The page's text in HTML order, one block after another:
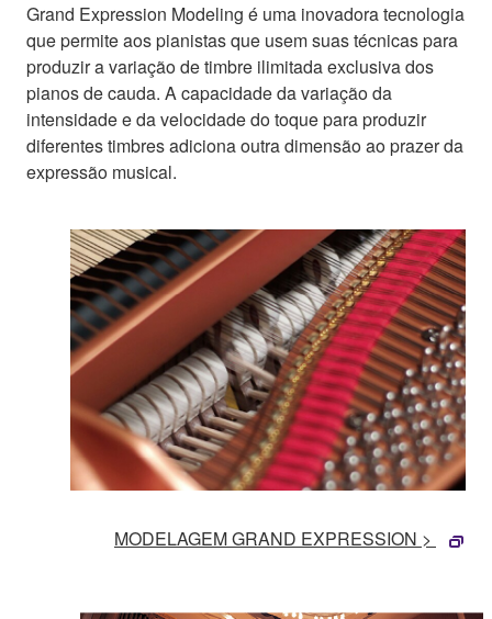
Grand Expression Modeling é uma inovadora tecnologia
que permite aos pianistas que usem suas técnicas para
produzir a variação de timbre ilimitada exclusiva dos
pianos de cauda. A capacidade da variação da
intensidade e da velocidade do toque para produzir
diferentes timbres adiciona outra dimensão ao prazer da
expressão musical.
MODELAGEM GRAND EXPRESSION >